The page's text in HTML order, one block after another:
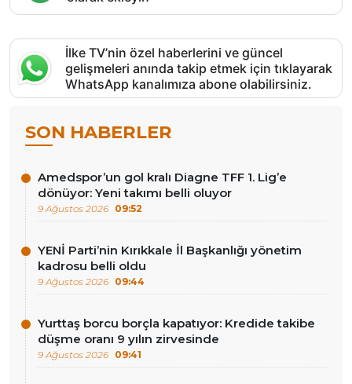
İlke TV’nin özel haberlerini ve güncel
gelişmeleri anında takip etmek için tıklayarak
WhatsApp kanalımıza abone olabilirsiniz.
SON HABERLER
Amedspor’un gol kralı Diagne TFF 1. Lig’e
dönüyor: Yeni takımı belli oluyor
9 Ağustos 2026 09:52
YENİ Parti’nin Kırıkkale İl Başkanlığı yönetim
kadrosu belli oldu
9 Ağustos 2026 09:44
Yurttaş borcu borçla kapatıyor: Kredide takibe
düşme oranı 9 yılın zirvesinde
9 Ağustos 2026 09:41